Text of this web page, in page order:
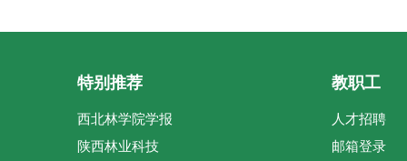
特别推荐
西北林学院学报
陕西林业科技
教职工
人才招聘
邮箱登录